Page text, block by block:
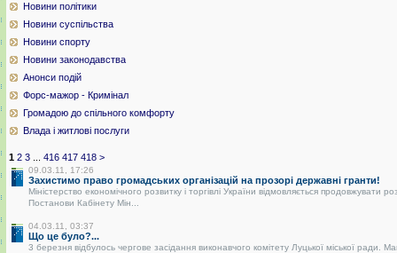
Новини політики
Новини суспільства
Новини спорту
Новини законодавства
Анонси подій
Форс-мажор - Кримінал
Громадою до спільного комфорту
Влада і житлові послуги
1 2 3 416 417 418 >
09.03.11, 17:26
Захистимо право громадських організацій на прозорі державні гранти!
Міністерство економічного розвитку і торгівлі України відмовляється продовжувати
Постанови Кабінету Мін...
04.03.11, 03:37
Що це було?...
3 березня відбулось чергове засідання виконавчого комітету Луцької міської ради.